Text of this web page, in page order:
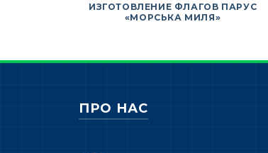
ИЗГОТОВЛЕНИЕ ФЛАГОВ ПАРУС
«МОРСЬКА МИЛЯ»
ПРО НАС